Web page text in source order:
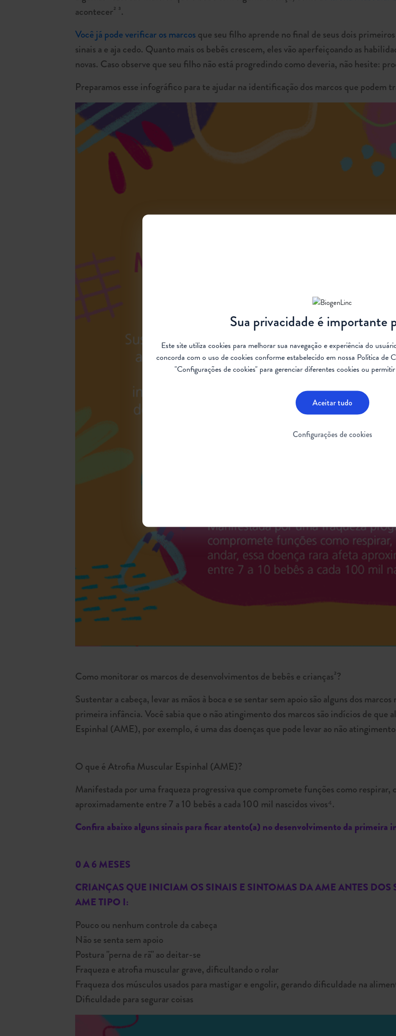
Sua privacidade é importante
Este site utiliza cookies para melhorar sua navegação e experiência do
concorda com o uso de cookies conforme estabelecido em nossa Política de
"Configurações de cookies" para gerenciar diferentes cookies ou
Aceitar tudo
Configurações de cookies
acontecer² ³.
Você já pode verificar os marcosque seu filho aprende no final de seus dois
sinais a e aja cedo. Quanto mais os bebês crescem, eles vão aperfeiçoando as
novas. Caso observe que seu filho não está progredindo como deveria, não hesite:
Preparamos esse infográfico para te ajudar na identificação dos marcos que podem
Como monitorar os marcos de desenvolvimentos de bebês e crianças²?
Sustentar a cabeça, levar as mãos à boca e se sentar sem apoio são alguns dos
primeira infância. Você sabia que o não atingimento dos marcos são indícios de que
Espinhal (AME), por exemplo, é uma das doenças que pode levar ao não
O que é Atrofia Muscular Espinhal (AME)?
Manifestada por uma fraqueza progressiva que compromete funções como respirar,
aproximadamente entre 7 a 10 bebês a cada 100 mil nascidos vivos⁴.
Confira abaixo alguns sinais para ficar atento(a) no desenvolvimento da primeira
0 A 6 MESES
CRIANÇAS QUE INICIAM OS SINAIS E SINTOMAS DA AME ANTES DOS
AME TIPO I:
Pouco ou nenhum controle da cabeça
Não se senta sem apoio
Postura "perna de rã" ao deitar-se
Fraqueza e atrofia muscular grave, dificultando o rolar
Fraqueza dos músculos usados para mastigar e engolir, gerando dificuldade na
Dificuldade para segurar coisas